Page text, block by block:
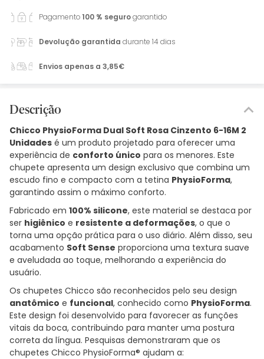
Pagamento100 % segurogarantido
Devolução garantida durante 14 dias
Envios apenas a 3,85€
Descrição
Chicco PhysioForma Dual Soft Rosa Cinzento 6-16M 2
Unidades é um produto projetado para oferecer uma
experiência de conforto único para os menores. Este
chupete apresenta um design exclusivo que combina um
escudo fino e compacto com a tetina PhysioForma,
garantindo assim o máximo conforto.
Fabricado em 100% silicone, este material se destaca por
ser higiênico e resistente a deformações, o que o
torna uma opção prática para o uso diário. Além disso, seu
acabamento Soft Sense proporciona uma textura suave
e aveludada ao toque, melhorando a experiência do
usuário.
Os chupetes Chicco são reconhecidos pelo seu design
anatômico e funcional, conhecido como PhysioForma.
Este design foi desenvolvido para favorecer as funções
vitais da boca, contribuindo para manter uma postura
correta da língua. Pesquisas demonstraram que os
chupetes Chicco PhysioForma® ajudam a: